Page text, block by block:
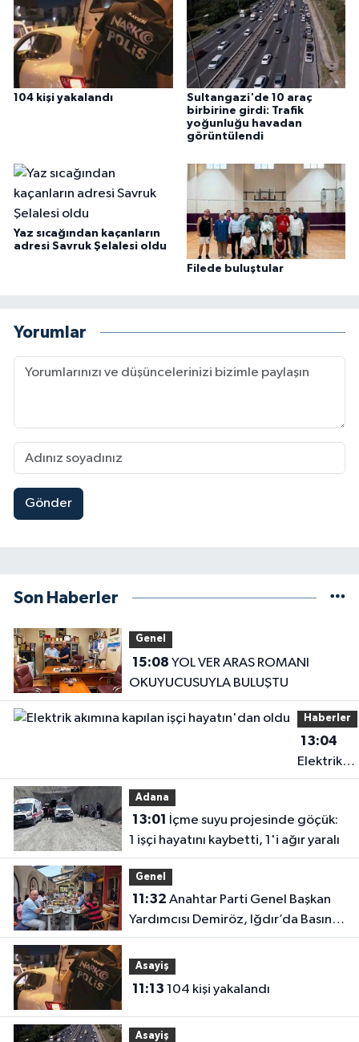
104 kişi yakalandı
Sultangazi'de 10 araç
birbirine girdi: Trafik
yoğunluğu havadan
görüntülendi
Yaz sıcağından kaçanların
adresi Savruk Şelalesi oldu
Filede buluştular
Yorumlar
Gönder
Son Haberler
Genel
15:08
OKUYUCUSUYLA BULUŞTU
Haberler
13:04
Elektrik
akımına
oldu
Adana
13:01
1 işçi hayatını kaybetti, 1'i ağır yaralı
Genel
11:32
Yardımcısı Demiröz, Iğdır’da Basın
Mensuplarıyla Buluştu
Asayiş
11:13 104 kişi yakalandı
Asayiş